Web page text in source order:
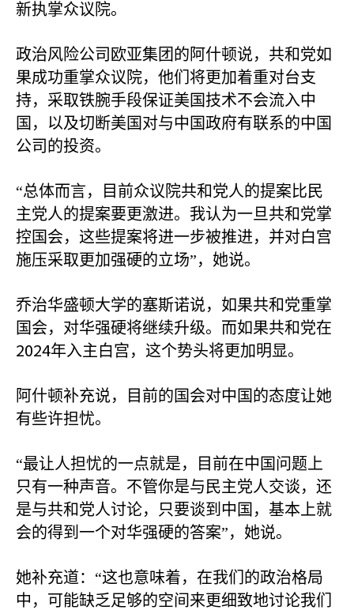
新执掌众议院。
政治风险公司欧亚集团的阿什顿说，共和党如
果成功重掌众议院，他们将更加着重对台支
持，采取铁腕手段保证美国技术不会流入中
国，以及切断美国对与中国政府有联系的中国
公司的投资。
“总体而言，目前众议院共和党人的提案比民
主党人的提案要更激进。我认为一旦共和党掌
控国会，这些提案将进一步被推进，并对白宫
施压采取更加强硬的立场”，她说。
乔治华盛顿大学的塞斯诺说，如果共和党重掌
国会，对华强硬将继续升级。而如果共和党在
2024年入主白宫，这个势头将更加明显。
阿什顿补充说，目前的国会对中国的态度让她
有些许担忧。
“最让人担忧的一点就是，目前在中国问题上
只有一种声音。不管你是与民主党人交谈，还
是与共和党人讨论，只要谈到中国，基本上就
会的得到一个对华强硬的答案”，她说。
她补充道：“这也意味着，在我们的政治格局
中，可能缺乏足够的空间来更细致地讨论我们